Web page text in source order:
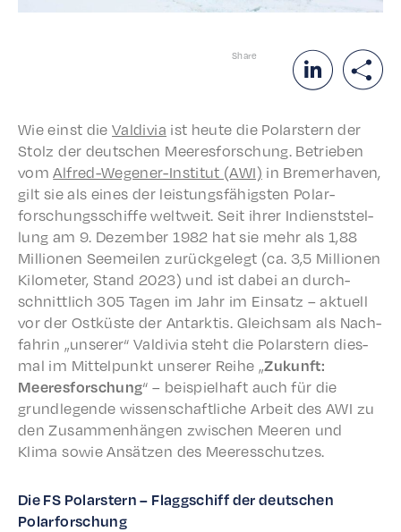
Share
Wie einst dieValdivia ist heute die Polarstern der
Stolz der deutschen Meeres­forschung. Betrieben
vomAlfred-Wegen­er-Insti­tut (AWI) in Bremer­haven,
gilt sie als eines der leis­tungs­fähig­sten Polar­
forschungss­chiffe weltweit. Seit ihrer Indi­en­st­stel­
lung am 9. Dezem­ber 1982 hat sie mehr als 1,88
Millio­nen Seemeilen zurück­gelegt (ca. 3,5 Millio­nen
Kilo­me­ter, Stand 2023) und ist dabei an durch­
schnit­tlich 305 Tagen im Jahr im Einsatz – aktuell
vor der Ostküste der Antark­tis. Gleich­sam als Nach­
fahrin „unser­er“ Valdivia steht die Polarstern dies­
mal im Mittelpunkt unser­er Reihe „Zukun­ft:
Meeres­forschung“ – beispiel­haft auch für die
grundle­gende wissenschaftliche Arbeit des AWI zu
den Zusam­men­hän­gen zwis­chen Meeren und
Klima sowie Ansätzen des Meeresschutzes.
Die FS Polarstern – Flag­gschiff der deutschen
Polarforschung